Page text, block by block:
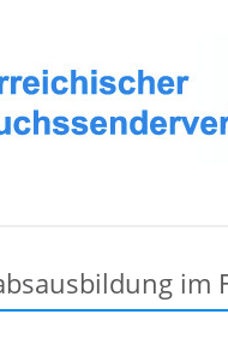
im